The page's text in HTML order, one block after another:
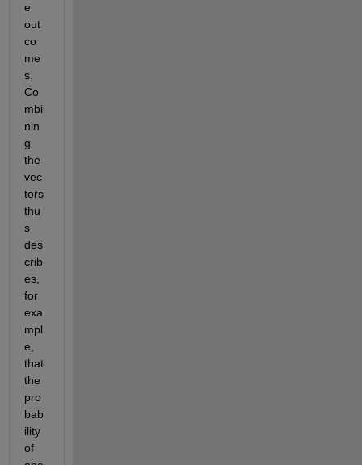
e
out
co
me
s.
Co
mbi
nin
g
the
vec
tors
thu
s
des
crib
es,
for
exa
mpl
e,
that
the
pro
bab
ility
of